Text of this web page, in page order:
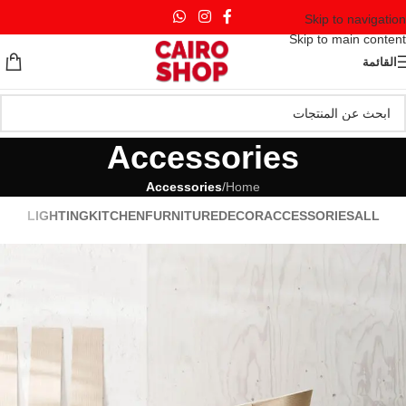
Skip to navigation
Skip to main content
القائمة
Accessories
Home
/
Accessories
ALL
ACCESSORIES
DECOR
FURNITURE
KITCHEN
LIGHTING